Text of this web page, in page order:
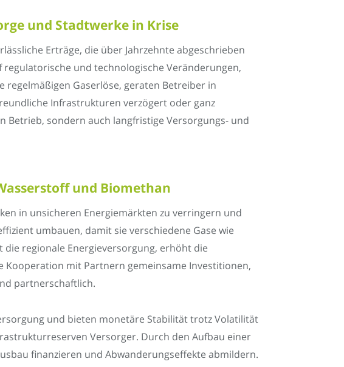
und Stadtwerke in Krise
Erträge, die über Jahrzehnte abgeschrieben
und technologische Veränderungen,
regelmäßigen Gaserlöse, geraten Betreiber in
Infrastrukturen verzögert oder ganz
sondern auch langfristige Versorgungs- und
und Biomethan
in unsicheren Energiemärkten zu verringern und
umbauen, damit sie verschiedene Gase wie
regionale Energieversorgung, erhöht die
Kooperation mit Partnern gemeinsame Investitionen,
partnerschaftlich.
und bieten monetäre Stabilität trotz Volatilität
Versorger. Durch den Aufbau einer
finanzieren und Abwanderungseffekte abmildern.